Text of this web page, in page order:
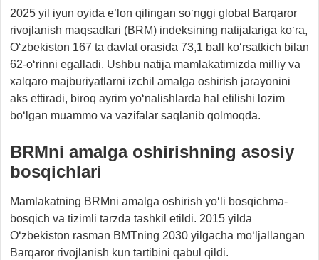
2025 yil iyun oyida e’lon qilingan so‘nggi global Barqaror
rivojlanish maqsadlari (BRM) indeksining natijalariga ko‘ra,
O‘zbekiston 167 ta davlat orasida 73,1 ball ko‘rsatkich bilan
62-o‘rinni egalladi. Ushbu natija mamlakatimizda milliy va
xalqaro majburiyatlarni izchil amalga oshirish jarayonini
aks ettiradi, biroq ayrim yo‘nalishlarda hal etilishi lozim
bo‘lgan muammo va vazifalar saqlanib qolmoqda.
BRMni amalga oshirishning asosiy
bosqichlari
Mamlakatning BRMni amalga oshirish yo‘li bosqichma-
bosqich va tizimli tarzda tashkil etildi. 2015 yilda
O‘zbekiston rasman BMTning 2030 yilgacha mo‘ljallangan
Barqaror rivojlanish kun tartibini qabul qildi.